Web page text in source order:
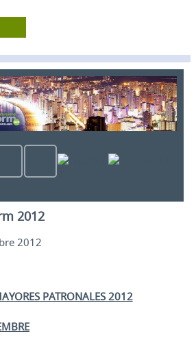
2012
2012
PATRONALES 2012